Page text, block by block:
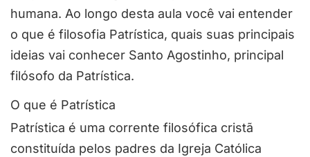
humana. Ao longo desta aula você vai entender
o que é filosofia Patrística, quais suas principais
ideias vai conhecer Santo Agostinho, principal
filósofo da Patrística.
O que é Patrística
Patrística é uma corrente filosófica cristã
constituída pelos padres da Igreja Católica